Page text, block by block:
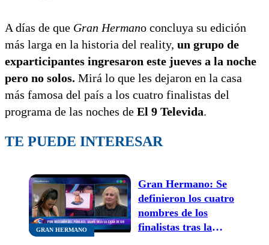
A días de que Gran Hermano concluya su edición
más larga en la historia del reality, un grupo de
exparticipantes ingresaron este jueves a la noche
pero no solos. Mirá lo que les dejaron en la casa
más famosa del país a los cuatro finalistas del
programa de las noches de El 9 Televida.
TE PUEDE INTERESAR
GRAN HERMANO
Gran Hermano: Se
definieron los cuatro
nombres de los
finalistas tras la